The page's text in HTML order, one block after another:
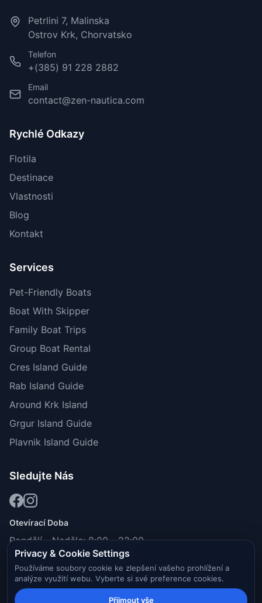
Petrlini 7, Malinska
Ostrov Krk, Chorvatsko
Telefon
+(385) 91 228 2882
Email
contact@zen-nautica.com
Rychlé Odkazy
Flotila
Destinace
Vlastnosti
Blog
Kontakt
Services
Pet-Friendly Boats
Boat With Skipper
Family Boat Trips
Group Boat Rental
Cres Island Guide
Rab Island Guide
Around Krk Island
Grgur Island Guide
Plavnik Island Guide
Sledujte Nás
Otevírací Doba
Pondělí - Neděle: 8:00 - 22:00
K dispozici 24/7 pro dotazy
Privacy & Cookie Settings
Používáme soubory cookie ke zlepšení vašeho prohlížení a
analýze využití webu. Vyberte si své preference cookies.
Přijmout vše